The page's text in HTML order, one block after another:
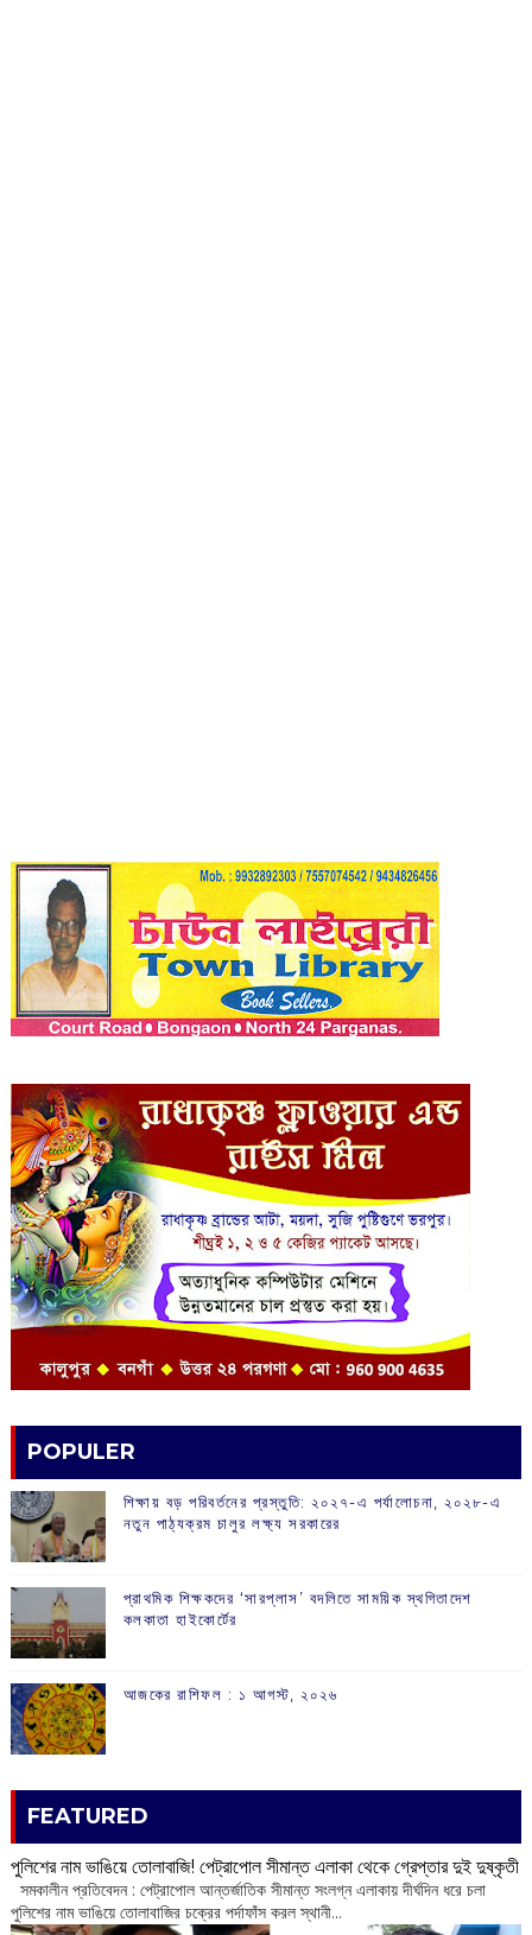
POPULER
শিক্ষায় বড় পরিবর্তনের প্রস্তুতি: ২০২৭-এ পর্যালোচনা, ২০২৮-এ
নতুন পাঠ্যক্রম চালুর লক্ষ্য সরকারের
প্রাথমিক শিক্ষকদের ‘সারপ্লাস’ বদলিতে সাময়িক স্থগিতাদেশ
কলকাতা হাইকোর্টের
আজকের রাশিফল :‌ ‌‌১ আগস্ট, ২০২৬
FEATURED
পুলিশের নাম ভাঙিয়ে তোলাবাজি! পেট্রাপোল সীমান্ত এলাকা থেকে গ্রেপ্তার দুই দুষ্কৃতী
সমকালীন প্রতিবেদন : পেট্রাপোল আন্তর্জাতিক সীমান্ত সংলগ্ন এলাকায় দীর্ঘদিন ধরে চলা
পুলিশের নাম ভাঙিয়ে তোলাবাজির চক্রের পর্দাফাঁস করল স্থানী...